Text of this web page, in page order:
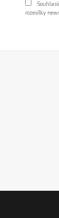
rozesílky